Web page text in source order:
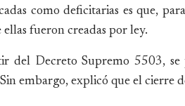
como deficitarias es que,
fueron creadas por ley.
del Decreto Supremo 5503,
embargo, explicó que el cierre